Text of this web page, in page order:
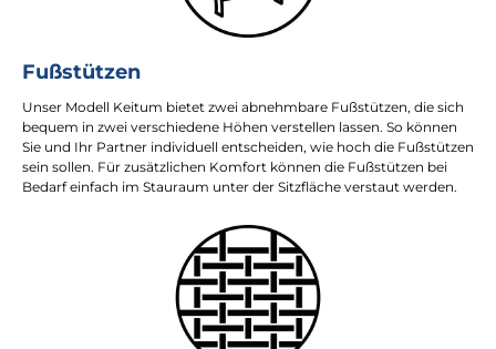
Fußstützen
Unser Modell Keitum bietet zwei abnehmbare Fußstützen, die sich
bequem in zwei verschiedene Höhen verstellen lassen. So können
Sie und Ihr Partner individuell entscheiden, wie hoch die Fußstützen
sein sollen. Für zusätzlichen Komfort können die Fußstützen bei
Bedarf einfach im Stauraum unter der Sitzfläche verstaut werden.